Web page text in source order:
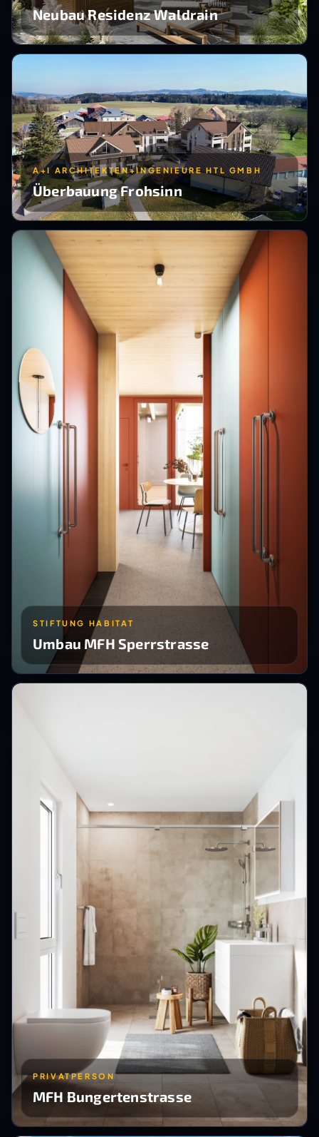
Neubau Residenz Waldrain
A+I ARCHITEKTEN+INGENIEURE HTL GMBH
Überbauung Frohsinn
STIFTUNG HABITAT
Umbau MFH Sperrstrasse
PRIVATPERSON
MFH Bungertenstrasse